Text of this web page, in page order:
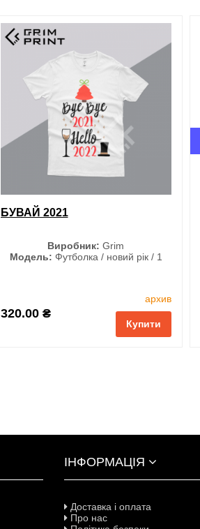
XXL
обрані порівняння купити в 1 клік
БУВАЙ 2021
Виробник: Grim
Модель: Футболка / новий рік / 1
320.00 ₴
архив
Купити
S
M
XXL
ІНФОРМАЦІЯ
Доставка і оплата
Про нас